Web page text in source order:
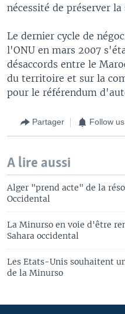
nécessité de préserver
Le dernier cycle de
l'ONU en mars 2007
désaccords entre le
du territoire et sur la
pour le référendum
Partager Follow us
A lire aussi
Alger "prend acte" de la
Occidental
La Minurso en voie d'être
Sahara occidental
Les Etats-Unis souhaitent
de la Minurso